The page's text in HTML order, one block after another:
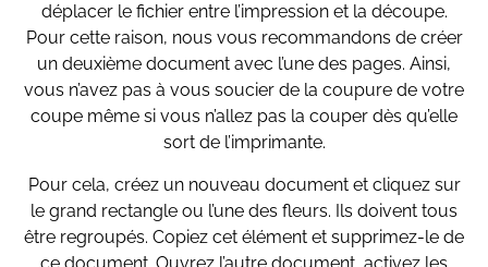
déplacer le fichier entre l’impression et la découpe.
Pour cette raison, nous vous recommandons de créer
un deuxième document avec l’une des pages. Ainsi,
vous n’avez pas à vous soucier de la coupure de votre
coupe même si vous n’allez pas la couper dès qu’elle
sort de l’imprimante.
Pour cela, créez un nouveau document et cliquez sur
le grand rectangle ou l’une des fleurs. Ils doivent tous
être regroupés. Copiez cet élément et supprimez-le de
ce document. Ouvrez l’autre document, activez les